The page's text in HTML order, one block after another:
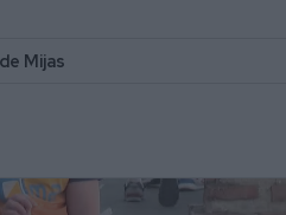
Mijas